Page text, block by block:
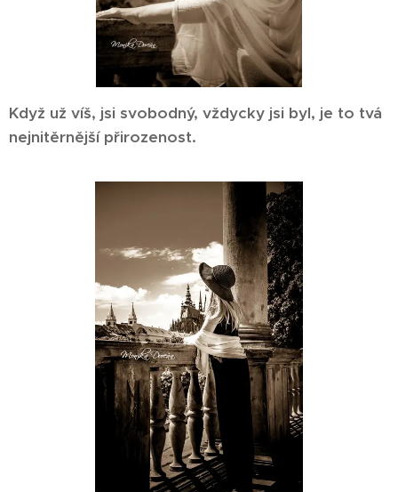
Když už víš, jsi svobodný, vždycky jsi byl, je to tvá
nejnitěrnější přirozenost.